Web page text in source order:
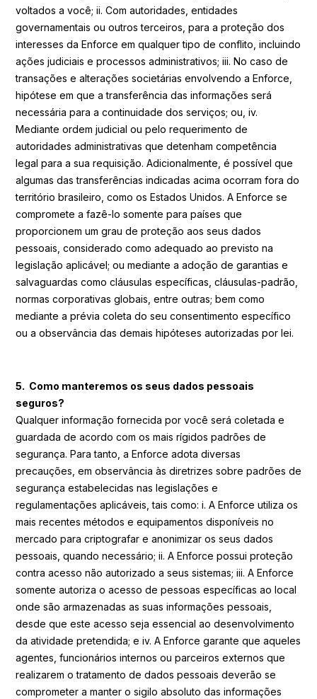
voltados a você; ii. Com autoridades, entidades
governamentais ou outros terceiros, para a proteção dos
interesses da Enforce em qualquer tipo de conflito, incluindo
ações judiciais e processos administrativos; iii. No caso de
transações e alterações societárias envolvendo a Enforce,
hipótese em que a transferência das informações será
necessária para a continuidade dos serviços; ou, iv.
Mediante ordem judicial ou pelo requerimento de
autoridades administrativas que detenham competência
legal para a sua requisição. Adicionalmente, é possível que
algumas das transferências indicadas acima ocorram fora do
território brasileiro, como os Estados Unidos. A Enforce se
compromete a fazê-lo somente para países que
proporcionem um grau de proteção aos seus dados
pessoais, considerado como adequado ao previsto na
legislação aplicável; ou mediante a adoção de garantias e
salvaguardas como cláusulas específicas, cláusulas-padrão,
normas corporativas globais, entre outras; bem como
mediante a prévia coleta do seu consentimento específico
ou a observância das demais hipóteses autorizadas por lei.
5. Como manteremos os seus dados pessoais
seguros?
Qualquer informação fornecida por você será coletada e
guardada de acordo com os mais rígidos padrões de
segurança. Para tanto, a Enforce adota diversas
precauções, em observância às diretrizes sobre padrões de
segurança estabelecidas nas legislações e
regulamentações aplicáveis, tais como: i. A Enforce utiliza os
mais recentes métodos e equipamentos disponíveis no
mercado para criptografar e anonimizar os seus dados
pessoais, quando necessário; ii. A Enforce possui proteção
contra acesso não autorizado a seus sistemas; iii. A Enforce
somente autoriza o acesso de pessoas específicas ao local
onde são armazenadas as suas informações pessoais,
desde que este acesso seja essencial ao desenvolvimento
da atividade pretendida; e iv. A Enforce garante que aqueles
agentes, funcionários internos ou parceiros externos que
realizarem o tratamento de dados pessoais deverão se
comprometer a manter o sigilo absoluto das informações